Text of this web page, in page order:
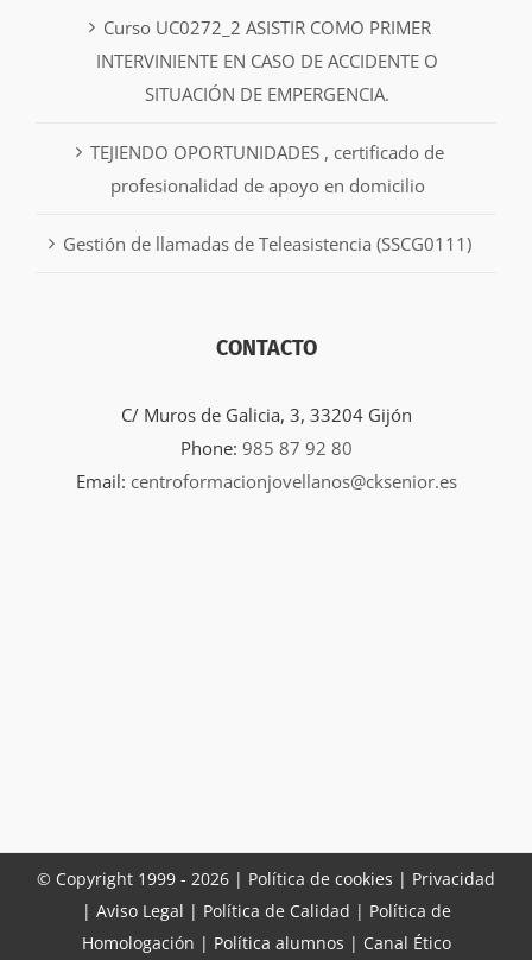
Curso UC0272_2 ASISTIR COMO PRIMER
INTERVINIENTE EN CASO DE ACCIDENTE O
SITUACIÓN DE EMPERGENCIA.
TEJIENDO OPORTUNIDADES , certificado de
profesionalidad de apoyo en domicilio
Gestión de llamadas de Teleasistencia (SSCG0111)
CONTACTO
C/ Muros de Galicia, 3, 33204 Gijón
Phone: 985 87 92 80
Email: centroformacionjovellanos@cksenior.es
© Copyright 1999 - 2026 | Política de cookies | Privacidad
| Aviso Legal | Política de Calidad | Política de
Homologación | Política alumnos | Canal Ético